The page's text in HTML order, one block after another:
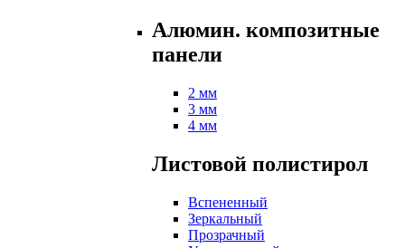
Алюмин. композитные
панели
2 мм
3 мм
4 мм
Листовой полистирол
Вспененный
Зеркальный
Прозрачный